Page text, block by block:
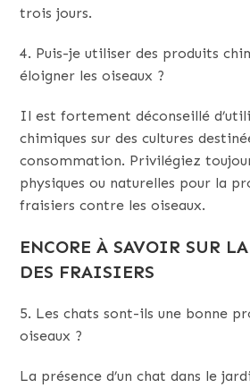
trois jours.
4. Puis-je utiliser des produits
éloigner les oiseaux ?
Il est fortement déconseillé
chimiques sur des cultures
consommation. Privilégiez
physiques ou naturelles pour la
fraisiers contre les oiseaux.
ENCORE À SAVOIR SUR
DES FRAISIERS
5. Les chats sont-ils une bonne
oiseaux ?
La présence d’un chat dans le